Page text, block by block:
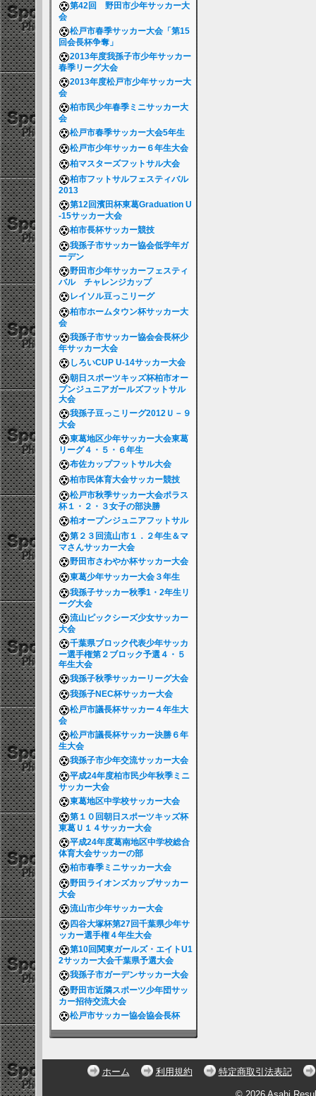
第42回 野田市少年サッカー大
会
松戸市春季サッカー大会「第15
回会長杯争奪」
2013年度我孫子市少年サッカー
春季リーグ大会
2013年度松戸市少年サッカー大
会
柏市民少年春季ミニサッカー大
会
松戸市春季サッカー大会5年生
松戸市少年サッカー６年生大会
柏マスターズフットサル大会
柏市フットサルフェスティバル
2013
第12回濱田杯東葛Graduation U
-15サッカー大会
柏市長杯サッカー競技
我孫子市サッカー協会低学年ガ
ーデン
野田市少年サッカーフェスティ
バル チャレンジカップ
レイソル豆っこリーグ
柏市ホームタウン杯サッカー大
会
我孫子市サッカー協会会長杯少
年サッカー大会
しろいCUP U-14サッカー大会
朝日スポーツキッズ杯柏市オー
プンジュニアガールズフットサル
大会
我孫子豆っこリーグ2012Ｕ－９
大会
東葛地区少年サッカー大会東葛
リーグ４・５・６年生
布佐カップフットサル大会
柏市民体育大会サッカー競技
松戸市秋季サッカー大会ポラス
杯１・２・３女子の部決勝
柏オープンジュニアフットサル
第２３回流山市１．２年生＆マ
マさんサッカー大会
野田市さわやか杯サッカー大会
東葛少年サッカー大会３年生
我孫子サッカー秋季1・2年生リ
ーグ大会
流山ピックシーズ少女サッカー
大会
千葉県ブロック代表少年サッカ
ー選手権第２ブロック予選４・５
年生大会
我孫子秋季サッカーリーグ大会
我孫子NEC杯サッカー大会
松戸市議長杯サッカー４年生大
会
松戸市議長杯サッカー決勝６年
生大会
我孫子市少年交流サッカー大会
平成24年度柏市民少年秋季ミニ
サッカー大会
東葛地区中学校サッカー大会
第１０回朝日スポーツキッズ杯
東葛Ｕ１４サッカー大会
平成24年度葛南地区中学校総合
体育大会サッカーの部
柏市春季ミニサッカー大会
野田ライオンズカップサッカー
大会
流山市少年サッカー大会
四谷大塚杯第27回千葉県少年サ
ッカー選手権４年生大会
第10回関東ガールズ・エイトU1
2サッカー大会千葉県予選大会
我孫子市ガーデンサッカー大会
野田市近隣スポーツ少年団サッ
カー招待交流大会
松戸市サッカー協会協会長杯
ホーム 利用規約 特定商取引法表記